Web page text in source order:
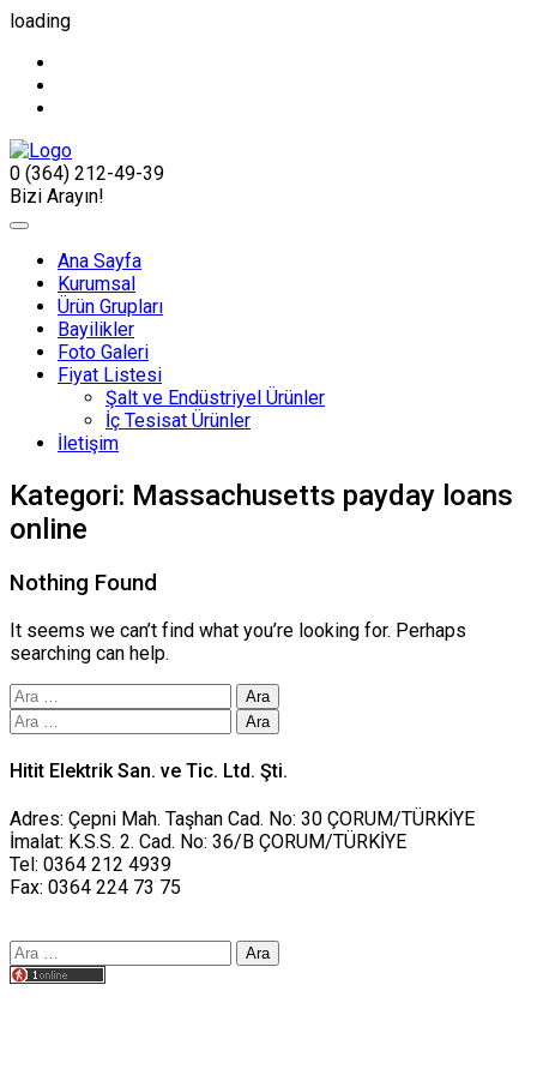
loading
0 (364) 212-49-39
Bizi Arayın!
Ana Sayfa
Kurumsal
Ürün Grupları
Bayilikler
Foto Galeri
Fiyat Listesi
Şalt ve Endüstriyel Ürünler
İç Tesisat Ürünler
İletişim
Kategori: Massachusetts payday loans
online
Nothing Found
It seems we can’t find what you’re looking for. Perhaps
searching can help.
Arama:
Arama:
Hitit Elektrik San. ve Tic. Ltd. Şti.
Adres: Çepni Mah. Taşhan Cad. No: 30 ÇORUM/TÜRKİYE
İmalat: K.S.S. 2. Cad. No: 36/B ÇORUM/TÜRKİYE
Tel: 0364 212 4939
Fax: 0364 224 73 75
Arama: